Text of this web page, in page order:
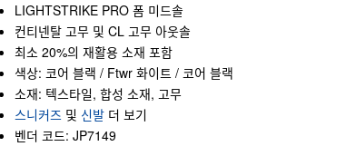
LIGHTSTRIKE PRO 폼 미드솔
컨티넨탈 고무 및 CL 고무 아웃솔
최소 20%의 재활용 소재 포함
색상: 코어 블랙 / Ftwr 화이트 / 코어 블랙
소재: 텍스타일, 합성 소재, 고무
스니커즈 및 신발 더 보기
벤더 코드: JP7149